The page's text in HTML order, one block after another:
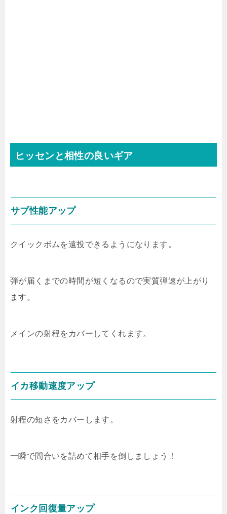
ヒッセンと相性の良いギア
サブ性能アップ
クイックボムを遠投できるようになります。
弾が届くまでの時間が短くなるので実質弾速が上がり
ます。
メインの射程をカバーしてくれます。
イカ移動速度アップ
射程の短さをカバーします。
一瞬で間合いを詰めて相手を倒しましょう！
インク回復量アップ